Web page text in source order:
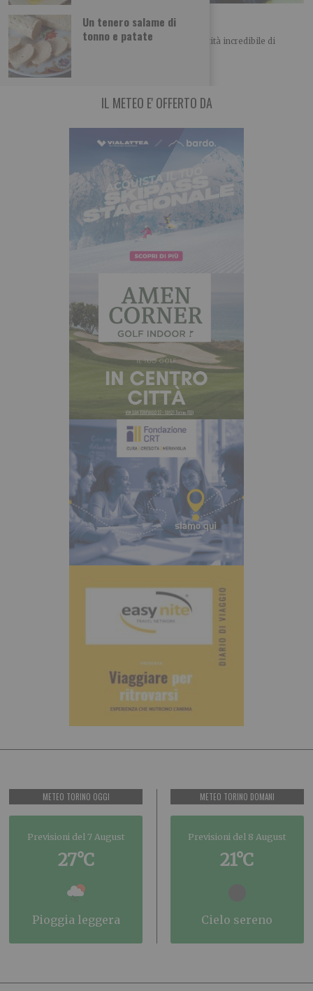
Un tenero salame di
tonno e patate
Zucchine allo zenzero fresco
In questo periodo i nostri orti producono una quantità incredibile di
zucchine. Molto versatili in cucina,
IL METEO E' OFFERTO DA
METEO TORINO OGGI
Previsioni del 7 August
27°C
pioggia leggera
METEO TORINO DOMANI
Previsioni del 8 August
21°C
cielo sereno